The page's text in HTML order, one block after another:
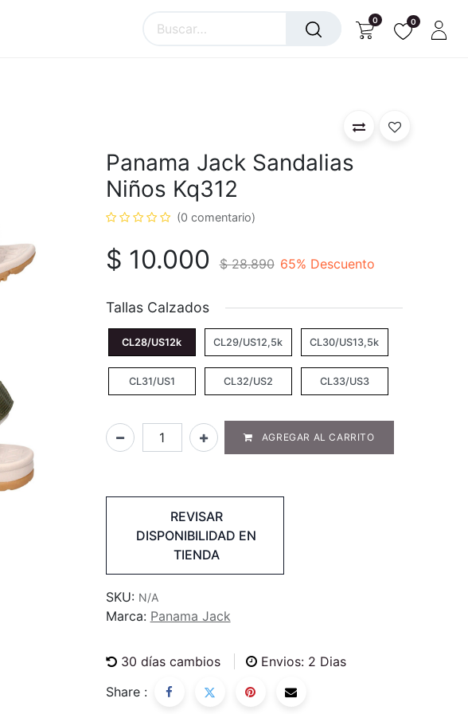
0 0
Panama Jack Sandalias
Niños Kq312
(0 comentario)
$ 10.000 $28.890 65% Descuento
Tallas Calzados
CL28/US12k CL29/US12,5k CL30/US13,5k
CL31/US1 CL32/US2 CL33/US3
AGREGAR AL CARRITO
REVISAR
DISPONIBILIDAD EN
TIENDA
SKU: N/A
Marca: Panama Jack
30 días cambios
Envios: 2 Dias
Share :